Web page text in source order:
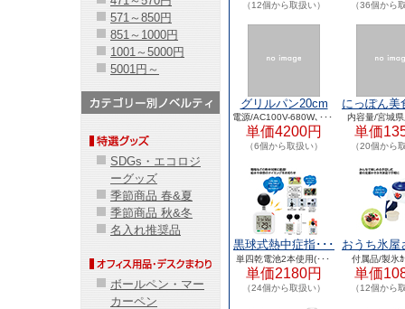
（12個から取扱い） （36個から
グリルパン20cm
電源/AC100V-680W､･･･
単価4200円
（6個から取扱い）
にっぽん美
内容量/宮城
単価
（20個から
黒球式熱中症指･･･
単四乾電池2本使用(･･･
単価2180円
（24個から取扱い）
おうち氷屋
付属品/製氷
単価
（12個から
571～850円
851～1000円
1001～5000円
5001円～
SDGs・エコロジ
ーグッズ
季節商品 春&夏
季節商品 秋&冬
名入れ推奨品
ボールペン・マー
カーペン